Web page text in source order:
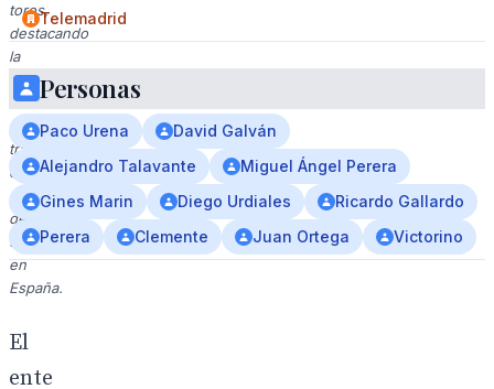
toros,
destacando
la
importancia
cultural
y
tradicional
del
arte
del
toreo
en
España.
El
ente
Telemadrid
Personas
Paco Urena
David Galván
Alejandro Talavante
Miguel Ángel Perera
Gines Marin
Diego Urdiales
Ricardo Gallardo
Perera
Clemente Juan Ortega Victorino